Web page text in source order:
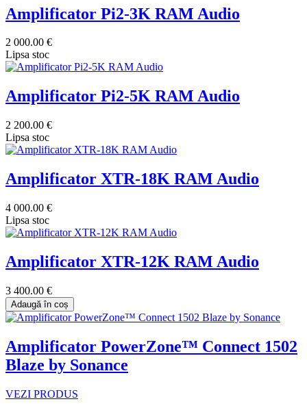
Amplificator Pi2-3K RAM Audio
2 000.00 €
Lipsa stoc
Amplificator Pi2-5K RAM Audio
2 200.00 €
Lipsa stoc
Amplificator XTR-18K RAM Audio
4 000.00 €
Lipsa stoc
Amplificator XTR-12K RAM Audio
3 400.00 €
Adaugă în coș
Amplificator PowerZone™ Connect 1502
Blaze by Sonance
VEZI PRODUS